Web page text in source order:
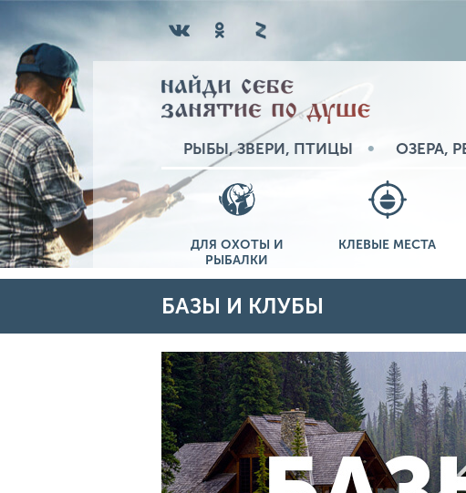
РЫБЫ, ЗВЕРИ, ПТИЦЫ ОЗЕРА,
ДЛЯ ОХОТЫ И
РЫБАЛКИ
КЛЕВЫЕ МЕСТА
БАЗЫ И КЛУБЫ